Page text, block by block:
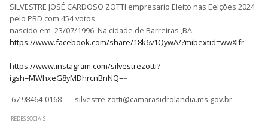
SILVESTRE JOSÉ CARDOSO ZOTTI empresario Eleito nas Eeições 2024
pelo PRD com 454 votos
nascido em 23/07/1996. Na cidade de Barreiras ,BA
https://www.facebook.com/share/18k6v1QywA/?mibextid=wwXIfr
https://www.instagram.com/silvestrezotti?
igsh=MWhxeG8yMDhrcnBnNQ==
67 98464-0168
silvestre.zotti@camarasidrolandia.ms.gov.br
REDES SOCIAIS